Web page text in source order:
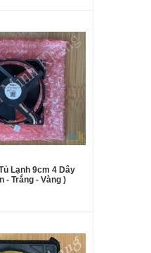
Lạnh 9cm 4 Dây
- Trắng - Vàng )